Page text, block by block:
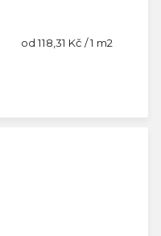
Měrná
od 118,31 Kč / 1 m2